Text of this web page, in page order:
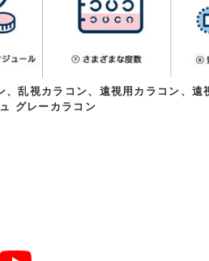
、乱視カラコン、遠視用カラコン、
グレーカラコン